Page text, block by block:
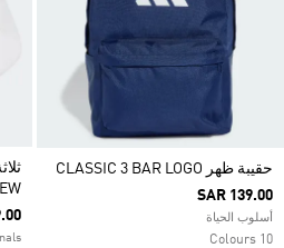
حقيبة ظهر CLASSIC 3 BAR LOGO
SAR 139.00
أسلوب الحياة
10 Colours